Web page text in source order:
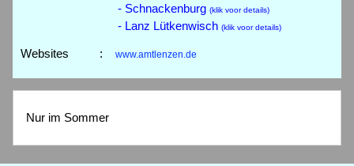
- Schnackenburg (klik voor details)
- Lanz Lütkenwisch (klik voor details)
Websites : www.amtlenzen.de
Nur im Sommer